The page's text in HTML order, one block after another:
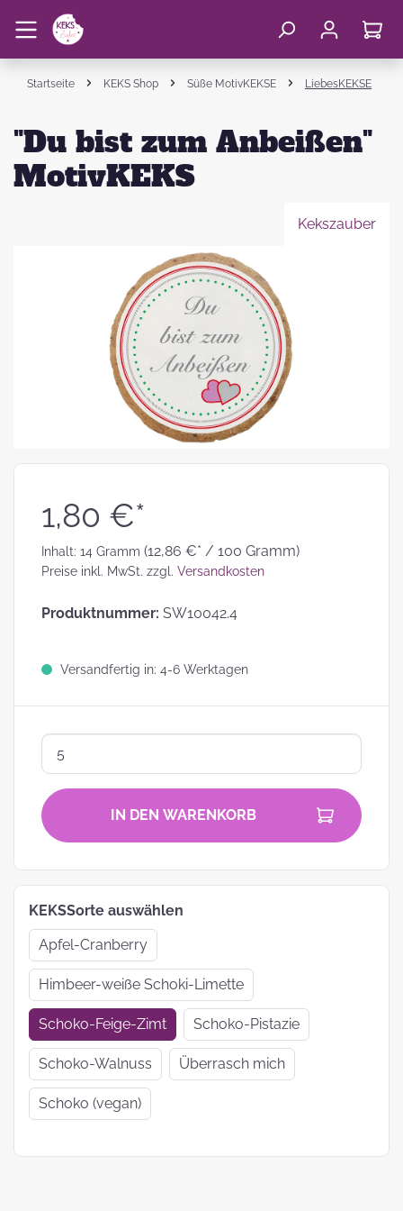
Startseite KEKS Shop Süße MotivKEKSE LiebesKEKSE
"Du bist zum Anbeißen"
MotivKEKS
Kekszauber
1,80 €*
Inhalt: 14 Gramm (12,86 €* / 100 Gramm)
Preise inkl. MwSt. zzgl. Versandkosten
Produktnummer: SW10042.4
Versandfertig in: 4-6 Werktagen
IN DEN WARENKORB
KEKSSorte auswählen
Apfel-Cranberry
Himbeer-weiße Schoki-Limette
Schoko-Feige-Zimt Schoko-Pistazie
Schoko-Walnuss Überrasch mich
Schoko (vegan)